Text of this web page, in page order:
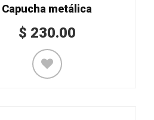
Capucha metálica
$ 230.00